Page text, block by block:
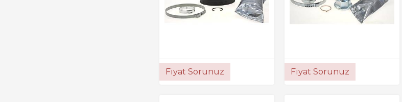
Fiyat Sorunuz Fiyat Sorunuz